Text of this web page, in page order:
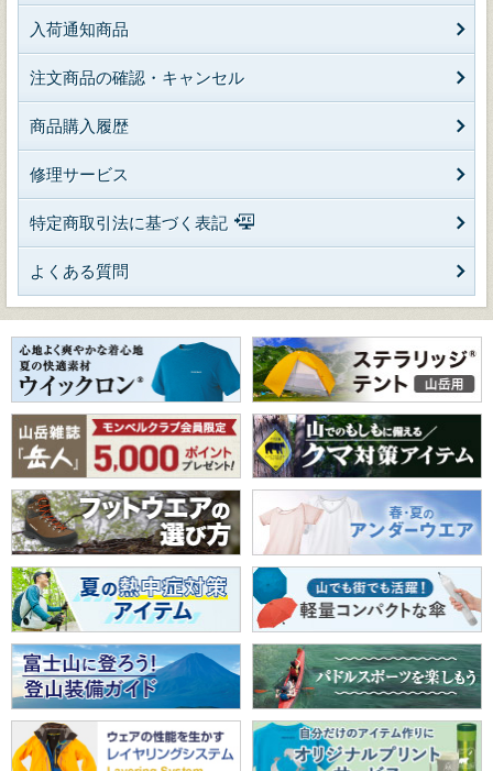
入荷通知商品
注文商品の確認・キャンセル
商品購入履歴
修理サービス
特定商取引法に基づく表記
よくある質問